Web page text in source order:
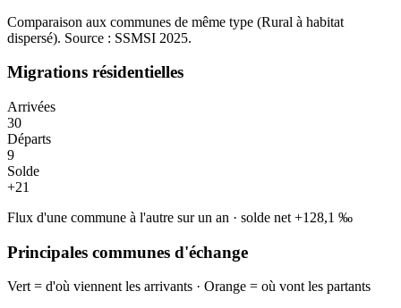
Comparaison aux communes de même type (Rural à habitat
dispersé). Source : SSMSI 2025.
Migrations résidentielles
Arrivées
30
Départs
9
Solde
+21
Flux d'une commune à l'autre sur un an · solde net +128,1 ‰
Principales communes d'échange
Vert = d'où viennent les arrivants · Orange = où vont les partants